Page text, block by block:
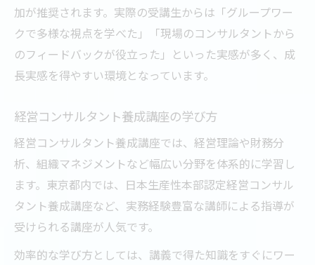
加が推奨されます。実際の受講生からは「グループワー
クで多様な視点を学べた」「現場のコンサルタントから
のフィードバックが役立った」といった実感が多く、成
長実感を得やすい環境となっています。
経営コンサルタント養成講座の学び方
経営コンサルタント養成講座では、経営理論や財務分
析、組織マネジメントなど幅広い分野を体系的に学習し
ます。東京都内では、日本生産性本部認定経営コンサル
タント養成講座など、実務経験豊富な講師による指導が
受けられる講座が人気です。
効率的な学び方としては、講義で得た知識をすぐにワー